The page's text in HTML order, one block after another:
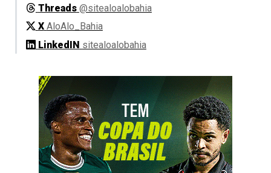
Threads @sitealoalobahia
X AloAlo_Bahia
LinkedIN sitealoalobahia